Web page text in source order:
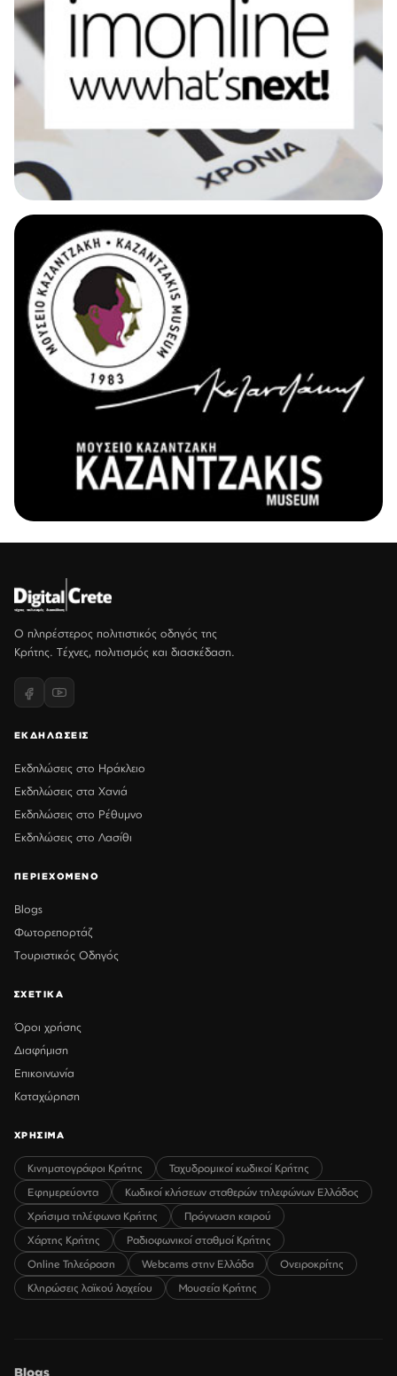
Ο πληρέστερος πολιτιστικός οδηγός της
Κρήτης. Τέχνες, πολιτισμός και διασκέδαση.
ΕΚΔΗΛΩΣΕΙΣ
Εκδηλώσεις στο Ηράκλειο
Εκδηλώσεις στα Χανιά
Εκδηλώσεις στο Ρέθυμνο
Εκδηλώσεις στο Λασίθι
ΠΕΡΙΕΧΟΜΕΝΟ
Blogs
Φωτορεπορτάζ
Τουριστικός Οδηγός
ΣΧΕΤΙΚΑ
Όροι χρήσης
Διαφήμιση
Επικοινωνία
Καταχώρηση
ΧΡΗΣΙΜΑ
Κινηματογράφοι Κρήτης
Ταχυδρομικοί κωδικοί Κρήτης
Εφημερεύοντα
Κωδικοί κλήσεων σταθερών τηλεφώνων Ελλάδος
Χρήσιμα τηλέφωνα Κρήτης
Πρόγνωση καιρού
Χάρτης Κρήτης
Ραδιοφωνικοί σταθμοί Κρήτης
Online Τηλεόραση
Webcams στην Ελλάδα
Ονειροκρίτης
Κληρώσεις λαϊκού λαχείου
Μουσεία Κρήτης
Blogs